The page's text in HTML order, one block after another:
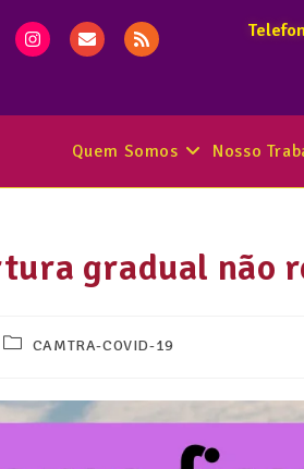
Quem Somos Nosso
gradual não
CAMTRA-COVID-19